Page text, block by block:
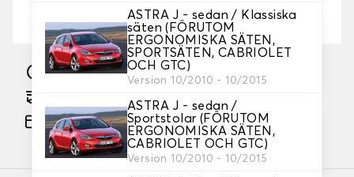
ASTRA J - sedan / Klassiska
säten (FÖRUTOM
ERGONOMISKA SÄTEN,
SPORTSÄTEN, CABRIOLET
OCH GTC)
Version 10/2010 - 10/2015
ASTRA J - sedan /
Sportstolar (FÖRUTOM
ERGONOMISKA SÄTEN,
CABRIOLET OCH GTC)
Version 10/2010 - 10/2015
Lägg till text och logotyp + 138,00kr
Tillverkning inom 15 arbetsdagar
Betalning i 3x kostnadsfritt, från 60 € köp